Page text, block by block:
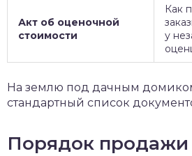
Акт об оценочной
стоимости
Как
у
На землю под дачным
стандартный список
Порядок продажи